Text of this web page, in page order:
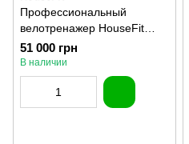
Профессиональный
велотренажер HouseFit
HSF-734G1
51 000 грн
В наличии